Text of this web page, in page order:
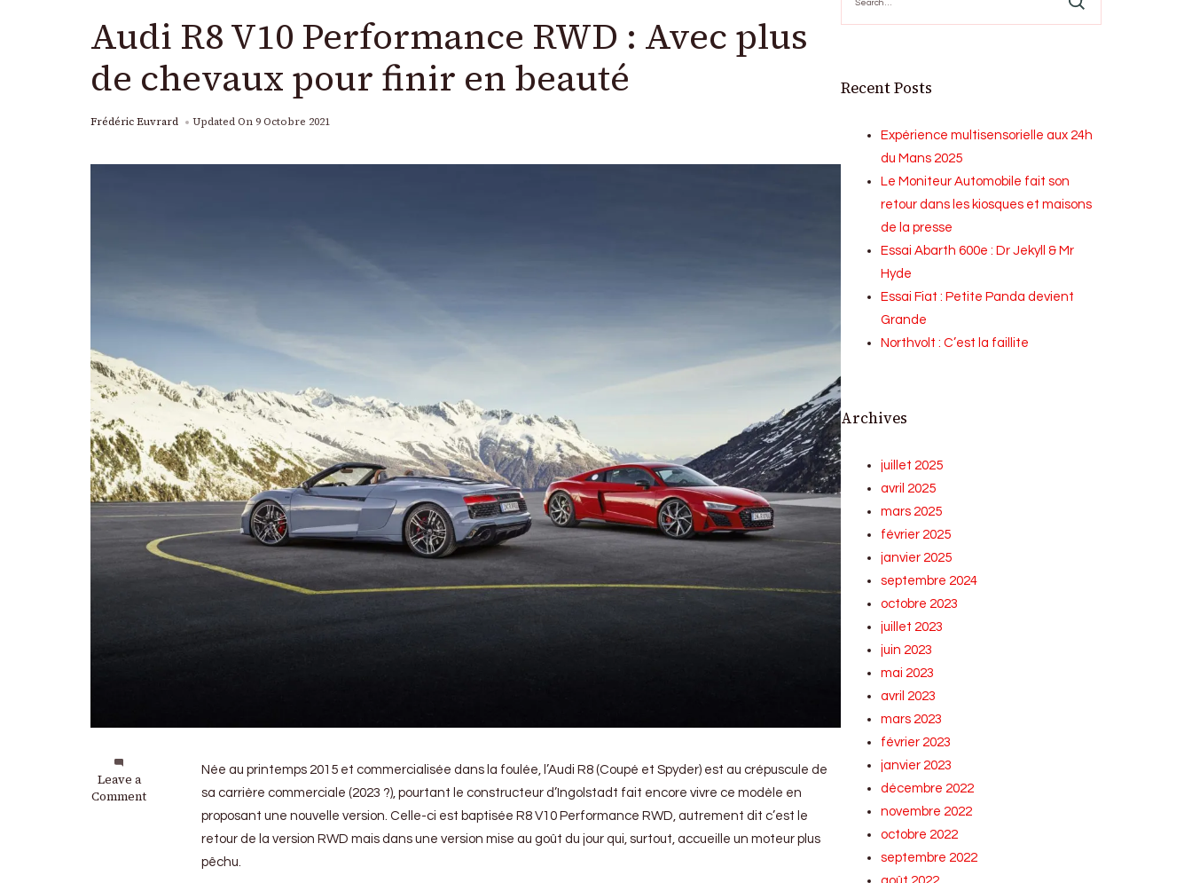
Audi R8 V10 Performance RWD : Avec plus
de chevaux pour finir en beauté
Frédéric Euvrard Updated On9 Octobre 2021
Leave a
Comment
on
Audi
Née au printemps 2015 et commercialisée dans la foulée, l’Audi R8 (Coupé et Spyder) est au crépuscule de
sa carrière commerciale (2023 ?), pourtant le constructeur d’Ingolstadt fait encore vivre ce modèle en
proposant une nouvelle version. Celle-ci est baptisée R8 V10 Performance RWD, autrement dit c’est le
retour de la version RWD mais dans une version mise au goût du jour qui, surtout, accueille un moteur plus
pêchu.
Recent Posts
Expérience multisensorielle aux 24h
du Mans 2025
Le Moniteur Automobile fait son
retour dans les kiosques et maisons
de la presse
Essai Abarth 600e : Dr Jekyll & Mr
Hyde
Essai Fiat : Petite Panda devient
Grande
Northvolt : C’est la faillite
Archives
juillet 2025
avril 2025
mars 2025
février 2025
janvier 2025
septembre 2024
octobre 2023
juillet 2023
juin 2023
mai 2023
avril 2023
mars 2023
février 2023
janvier 2023
décembre 2022
novembre 2022
octobre 2022
septembre 2022